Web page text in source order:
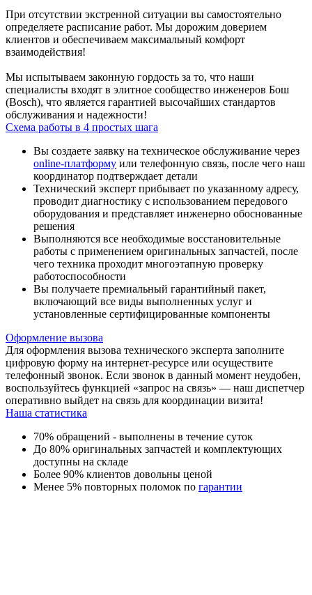
При отсутствии экстренной ситуации вы самостоятельно
определяете расписание работ. Мы дорожим доверием
клиентов и обеспечиваем максимальный комфорт
взаимодействия!
Мы испытываем законную гордость за то, что наши
специалисты входят в элитное сообщество инженеров Бош
(Bosch), что является гарантией высочайших стандартов
обслуживания и надежности!
Схема работы в 4 простых шага
Вы создаете заявку на техническое обслуживание через
online-платформу или телефонную связь, после чего наш
координатор подтверждает детали
Технический эксперт прибывает по указанному адресу,
проводит диагностику с использованием передового
оборудования и представляет инженерно обоснованные
решения
Выполняются все необходимые восстановительные
работы с применением оригинальных запчастей, после
чего техника проходит многоэтапную проверку
работоспособности
Вы получаете премиальный гарантийный пакет,
включающий все виды выполненных услуг и
установленные сертифицированные компоненты
Оформление вызова
Для оформления вызова технического эксперта заполните
цифровую форму на интернет-ресурсе или осуществите
телефонный звонок. Если звонок в данный момент неудобен,
воспользуйтесь функцией «запрос на связь» — наш диспетчер
оперативно выйдет на связь для координации визита!
Наша статистика
70% обращений - выполнены в течение суток
До 80% оригинальных запчастей и комплектующих
доступны на складе
Более 90% клиентов довольны ценой
Менее 5% повторных поломок по гарантии